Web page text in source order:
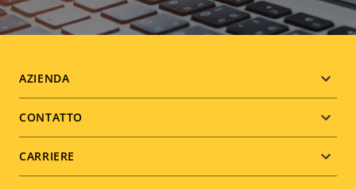
Footer
menu
AZIENDA
CONTATTO
CARRIERE